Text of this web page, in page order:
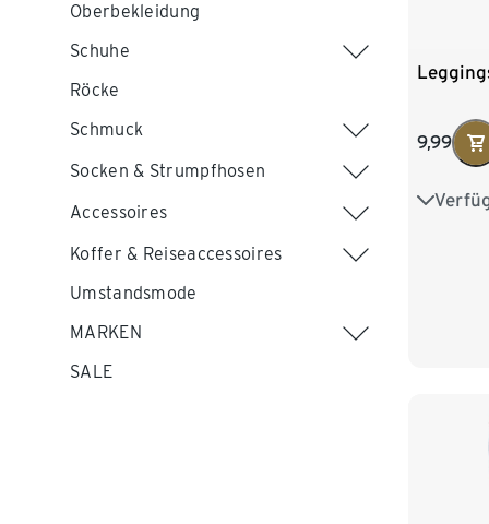
Oberbekleidung
Schuhe
Röcke
Schmuck
Socken & Strumpfhosen
Accessoires
Koffer & Reiseaccessoires
Umstandsmode
MARKEN
SALE
9,99
S 36/38